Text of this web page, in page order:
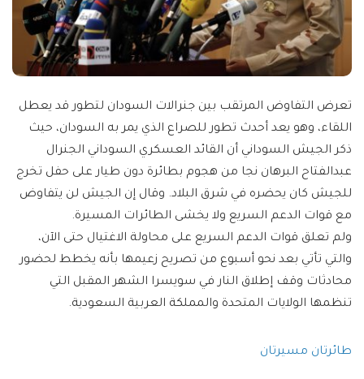
تعرض التفاوض المرتقب بين جنرالات السودان لتطور قد يعطل
اللقاء، وهو يعد أحدث تطور للصراع الذي يمر به السودان، حيث
ذكر الجيش السوداني أن القائد العسكري السوداني الجنرال
عبدالفتاح البرهان نجا من هجوم بطائرة دون طيار على حفل تخرج
للجيش كان يحضره في شرق البلاد. وقال إن الجيش لن يتفاوض
مع قوات الدعم السريع ولا يخشى الطائرات المسيرة.
ولم تعلق قوات الدعم السريع على محاولة الاغتيال حتى الآن،
والتي تأتي بعد نحو أسبوع من تصريح زعيمها بأنه يخطط لحضور
محادثات وقف إطلاق النار في سويسرا الشهر المقبل التي
تنظمها الولايات المتحدة والمملكة العربية السعودية.
طائرتان مسيرتان